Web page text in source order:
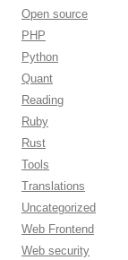
Open source
PHP
Python
Quant
Reading
Ruby
Rust
Tools
Translations
Uncategorized
Web Frontend
Web security